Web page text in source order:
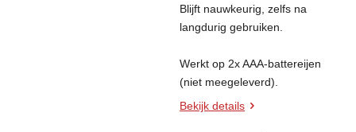
Blijft nauwkeurig, zelfs na
langdurig gebruiken.
Werkt op 2x AAA-battereijen
(niet meegeleverd).
Bekijk details